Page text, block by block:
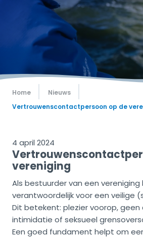
Home
Nieuws
Vertrouwenscontactpersoon op de
4 april 2024
vereniging
Als bestuurder van een vereniging
verantwoordelijk voor een veilige
Dit betekent: plezier voorop, geen
intimidatie of seksueel
Een goed fundament helpt om